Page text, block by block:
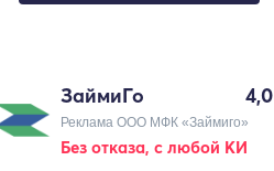
ЗаймиГо 4,0
Реклама ООО МФК «Займиго»
Без отказа, с любой КИ